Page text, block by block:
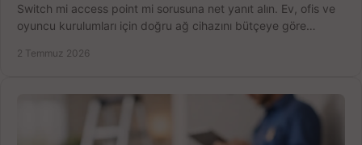
Switch mi access point mi sorusuna net yanıt alın. Ev, ofis ve
oyuncu kurulumları için doğru ağ cihazını bütçeye göre
2 Temmuz 2026